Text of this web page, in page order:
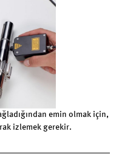
emin olmak için,
izlemek gerekir.
kullanımı kolay bir
doğrudan süreçte